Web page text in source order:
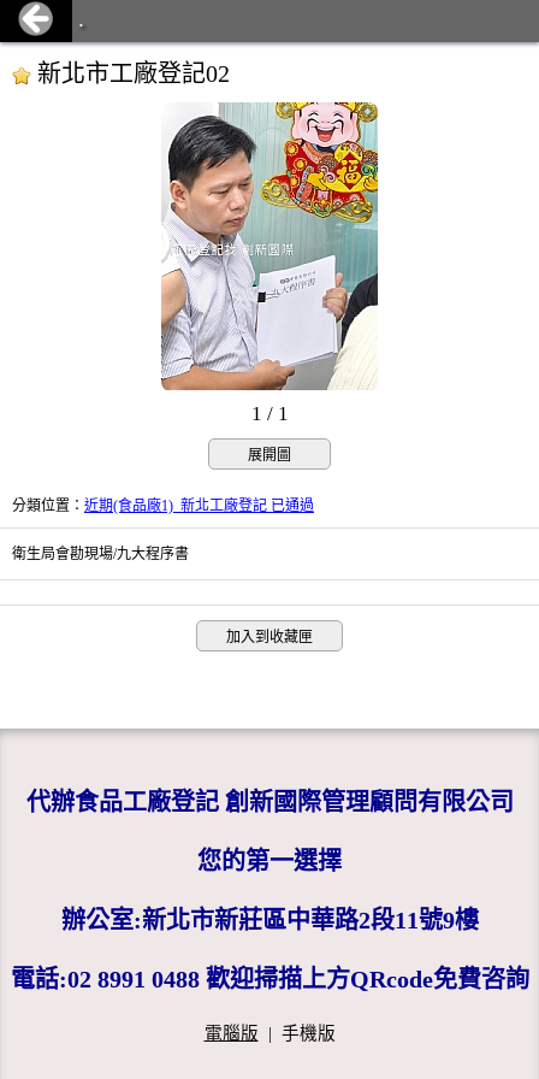
.
新北市工廠登記02
1 / 1
展開圖
分類位置 ： 近期(食品廠1)_新北工廠登記 已通過
衛生局會勘現場/九大程序書
加入到收藏匣
代辦食品工廠登記 創新國際管理顧問有限公司
您的第一選擇
辦公室:新北市新莊區中華路2段11號9樓
電話:02 8991 0488 歡迎掃描上方QRcode免費咨詢
電腦版 | 手機版